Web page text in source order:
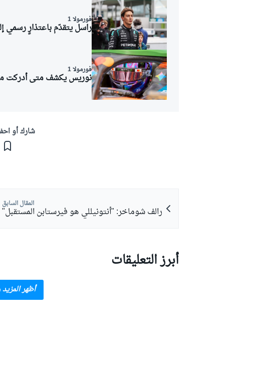
فورمولا 1
راسل يتقدّم باعتذارٍ
فورمولا 1
نوريس يكشف متى أدركت
شارك أو
المقال السابق
رالف شوماخر: "أنتونيللي هو فيرستابن المستقبل"
أبرز التعليقات
أظهر